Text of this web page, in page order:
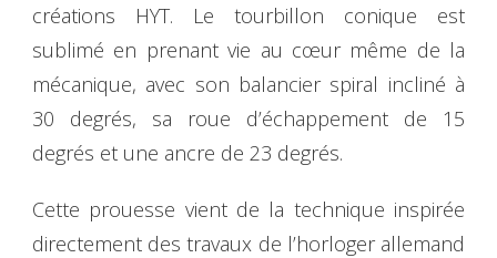
créations HYT. Le tourbillon conique est
sublimé en prenant vie au cœur même de la
mécanique, avec son balancier spiral incliné à
30 degrés, sa roue d’échappement de 15
degrés et une ancre de 23 degrés.
Cette prouesse vient de la technique inspirée
directement des travaux de l’horloger allemand